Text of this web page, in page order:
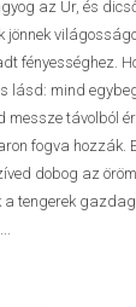
az Úr, és
jönnek
fényességhez.
lásd: mind
messze távolból
fogva hozzák.
dobog az
tengerek